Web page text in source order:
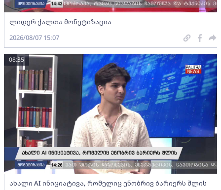
ლიდერ ქალთა მონეტიზაცია
2026/08/07 15:07
ახალი AI ინიციატივა, რომელიც ენობრივ ბარიერს შლის
08:35